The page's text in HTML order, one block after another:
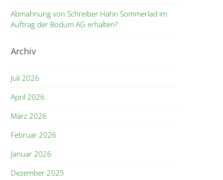
Abmahnung von Schreiber Hahn Sommerlad im
Auftrag der Bodum AG erhalten?
Archiv
Juli 2026
April 2026
März 2026
Februar 2026
Januar 2026
Dezember 2025